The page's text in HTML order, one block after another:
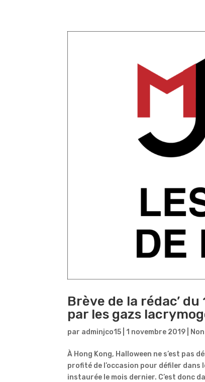
Brève de la rédac’
par les gazs
par adminjco15 1 novembre 2019
À Hong Kong, Halloween ne s’est pas
profité de l’occasion pour défiler dans
instaurée le mois dernier. C’est donc